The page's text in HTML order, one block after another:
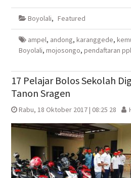
Facebook(Membuka
jendela
baru)
Twitter(Membuka
jendela
baru)
Google+
di
yang
baru)
baru)
Boyolali, Featured
ampel, andong, karanggede,
Boyolali, mojosongo, pendaftaran
17 Pelajar Bolos Sekolah
Tanon Sragen
Rabu, 18 Oktober 2017 | 08:25 28